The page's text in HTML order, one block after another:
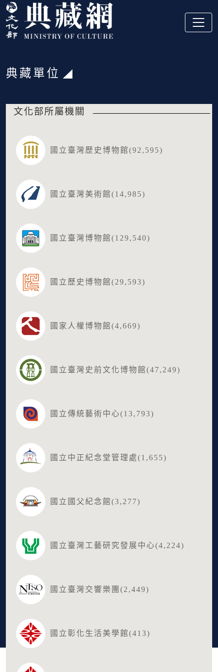
跳到主要內容
:::
:::
典藏單位
文化部所屬機關
國立臺灣歷史博物館(92,595)
國立臺灣美術館(14,985)
國立臺灣博物館(129,540)
國立歷史博物館(29,593)
國家人權博物館(4,669)
國立臺灣史前文化博物館(47,249)
國立傳統藝術中心(13,793)
國立中正紀念堂管理處(1,655)
國立國父紀念館(3,277)
國立臺灣工藝研究發展中心(4,224)
國立臺灣交響樂團(2,449)
國立彰化生活美學館(413)